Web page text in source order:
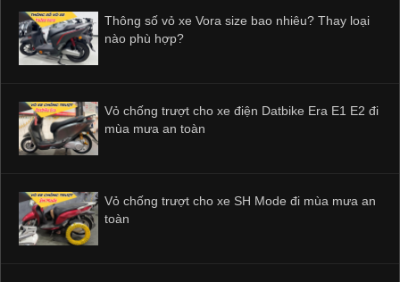
Thông số vỏ xe Vora size bao nhiêu? Thay loại
nào phù hợp?
Vỏ chống trượt cho xe điện Datbike Era E1 E2 đi
mùa mưa an toàn
Vỏ chống trượt cho xe SH Mode đi mùa mưa an
toàn